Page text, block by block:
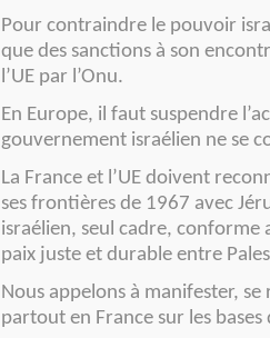
Pour contraindre le pouvoir
que des sanctions à son
l’UE par l’Onu.
En Europe, il faut suspendre
gouvernement israélien ne se
La France et l’UE doivent
ses frontières de 1967 avec
israélien, seul cadre, conforme
paix juste et durable entre
Nous appelons à manifester,
partout en France sur les bases